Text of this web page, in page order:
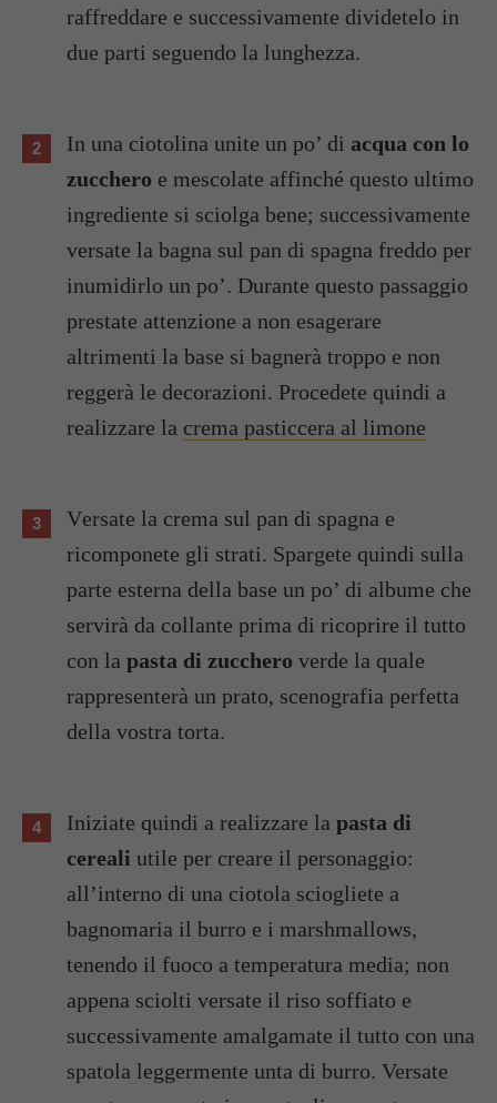
raffreddare e successivamente dividetelo in
due parti seguendo la lunghezza.
In una ciotolina unite un po’ di acqua con lo
zucchero e mescolate affinché questo ultimo
ingrediente si sciolga bene; successivamente
versate la bagna sul pan di spagna freddo per
inumidirlo un po’. Durante questo passaggio
prestate attenzione a non esagerare
altrimenti la base si bagnerà troppo e non
reggerà le decorazioni. Procedete quindi a
realizzare la crema pasticcera al limone
Versate la crema sul pan di spagna e
ricomponete gli strati. Spargete quindi sulla
parte esterna della base un po’ di albume che
servirà da collante prima di ricoprire il tutto
con la pasta di zucchero verde la quale
rappresenterà un prato, scenografia perfetta
della vostra torta.
Iniziate quindi a realizzare la pasta di
cereali utile per creare il personaggio:
all’interno di una ciotola sciogliete a
bagnomaria il burro e i marshmallows,
tenendo il fuoco a temperatura media; non
appena sciolti versate il riso soffiato e
successivamente amalgamate il tutto con una
spatola leggermente unta di burro. Versate